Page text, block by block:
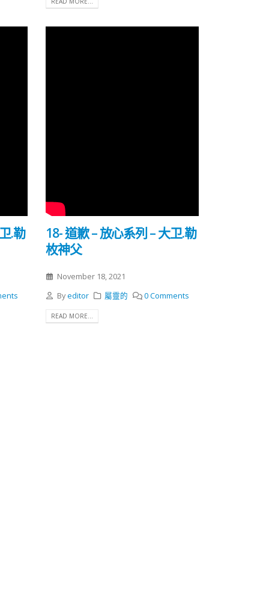
.勒
18- 道歉 – 放心系列 – 大卫.勒
枚神父
November 18, 2021
Byeditor 屬靈的 0 Comments
READ MORE...